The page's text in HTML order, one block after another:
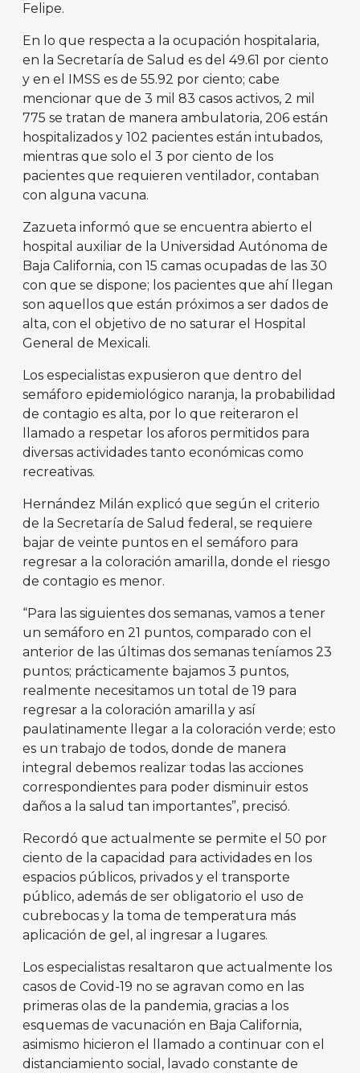
Felipe.
En lo que respecta a la ocupación hospitalaria,
en la Secretaría de Salud es del 49.61 por ciento
y en el IMSS es de 55.92 por ciento; cabe
mencionar que de 3 mil 83 casos activos, 2 mil
775 se tratan de manera ambulatoria, 206 están
hospitalizados y 102 pacientes están intubados,
mientras que solo el 3 por ciento de los
pacientes que requieren ventilador, contaban
con alguna vacuna.
Zazueta informó que se encuentra abierto el
hospital auxiliar de la Universidad Autónoma de
Baja California, con 15 camas ocupadas de las 30
con que se dispone; los pacientes que ahí llegan
son aquellos que están próximos a ser dados de
alta, con el objetivo de no saturar el Hospital
General de Mexicali.
Los especialistas expusieron que dentro del
semáforo epidemiológico naranja, la probabilidad
de contagio es alta, por lo que reiteraron el
llamado a respetar los aforos permitidos para
diversas actividades tanto económicas como
recreativas.
Hernández Milán explicó que según el criterio
de la Secretaría de Salud federal, se requiere
bajar de veinte puntos en el semáforo para
regresar a la coloración amarilla, donde el riesgo
de contagio es menor.
“Para las siguientes dos semanas, vamos a tener
un semáforo en 21 puntos, comparado con el
anterior de las últimas dos semanas teníamos 23
puntos; prácticamente bajamos 3 puntos,
realmente necesitamos un total de 19 para
regresar a la coloración amarilla y así
paulatinamente llegar a la coloración verde; esto
es un trabajo de todos, donde de manera
integral debemos realizar todas las acciones
correspondientes para poder disminuir estos
daños a la salud tan importantes”, precisó.
Recordó que actualmente se permite el 50 por
ciento de la capacidad para actividades en los
espacios públicos, privados y el transporte
público, además de ser obligatorio el uso de
cubrebocas y la toma de temperatura más
aplicación de gel, al ingresar a lugares.
Los especialistas resaltaron que actualmente los
casos de Covid-19 no se agravan como en las
primeras olas de la pandemia, gracias a los
esquemas de vacunación en Baja California,
asimismo hicieron el llamado a continuar con el
distanciamiento social, lavado constante de